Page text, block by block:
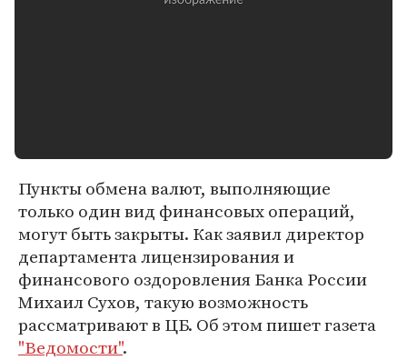
Пункты обмена валют, выполняющие
только один вид финансовых операций,
могут быть закрыты. Как заявил директор
департамента лицензирования и
финансового оздоровления Банка России
Михаил Сухов, такую возможность
рассматривают в ЦБ. Об этом пишет газета
"Ведомости".